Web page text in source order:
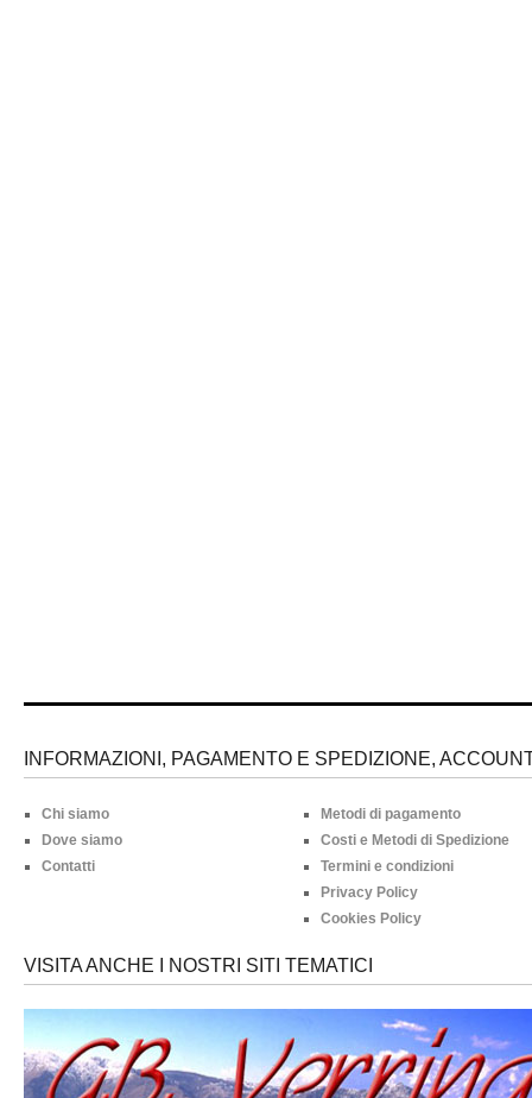
INFORMAZIONI, PAGAMENTO E SPEDIZIONE,
Chi siamo
Dove siamo
Contatti
Metodi di pagamento
Costi e Metodi di Spedizione
Termini e condizioni
Privacy Policy
Cookies Policy
VISITA ANCHE I NOSTRI SITI TEMATICI